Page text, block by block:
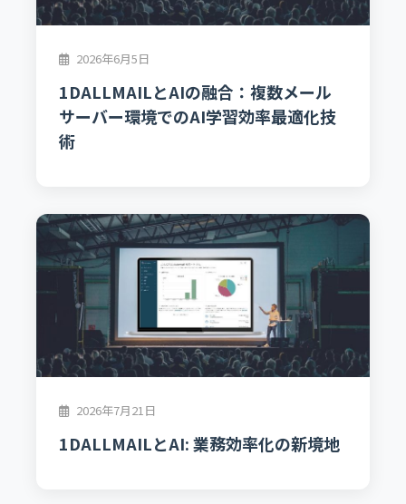
2026年6月5日
1DALLMAILとAIの融合：複数メール
サーバー環境でのAI学習効率最適化技
術
2026年7月21日
1DALLMAILとAI: 業務効率化の新境地